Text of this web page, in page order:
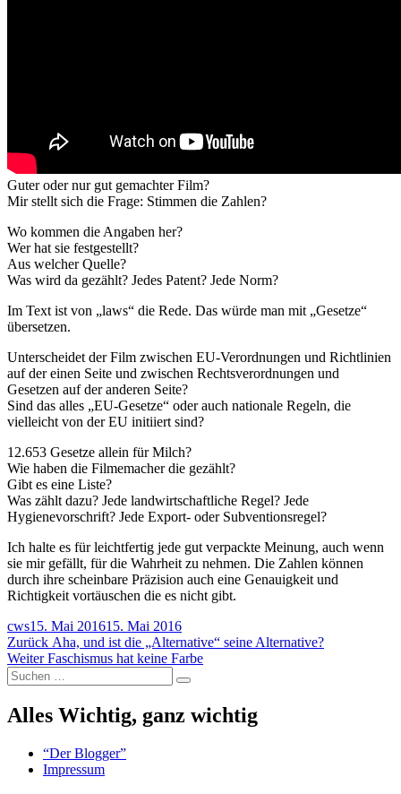
Guter oder nur gut gemachter Film?
Mir stellt sich die Frage: Stimmen die Zahlen?
Wo kommen die Angaben her?
Wer hat sie festgestellt?
Aus welcher Quelle?
Was wird da gezählt? Jedes Patent? Jede Norm?
Im Text ist von „laws“ die Rede. Das würde man mit „Gesetze“
übersetzen.
Unterscheidet der Film zwischen EU-Verordnungen und Richtlinien
auf der einen Seite und zwischen Rechtsverordnungen und
Gesetzen auf der anderen Seite?
Sind das alles „EU-Gesetze“ oder auch nationale Regeln, die
vielleicht von der EU initiiert sind?
12.653 Gesetze allein für Milch?
Wie haben die Filmemacher die gezählt?
Gibt es eine Liste?
Was zählt dazu? Jede landwirtschaftliche Regel? Jede
Hygienevorschrift? Jede Export- oder Subventionsregel?
Ich halte es für leichtfertig jede gut verpackte Meinung, auch wenn
sie mir gefällt, für die Wahrheit zu nehmen. Die Zahlen können
durch ihre scheinbare Präzision auch eine Genauigkeit und
Richtigkeit vortäuschen die es nicht gibt.
Autor
cwsVeröffentlicht
am
15. Mai 201615. Mai 2016
Beitragsnavigation
Zurück Vorheriger
Beitrag:
Aha, und ist die „Alternative“ seine Alternative?
Weiter Nächster
Beitrag:
Faschismus hat keine Farbe
Suchen
nach:
Suchen
Alles Wichtig, ganz wichtig
“Der Blogger”
Impressum